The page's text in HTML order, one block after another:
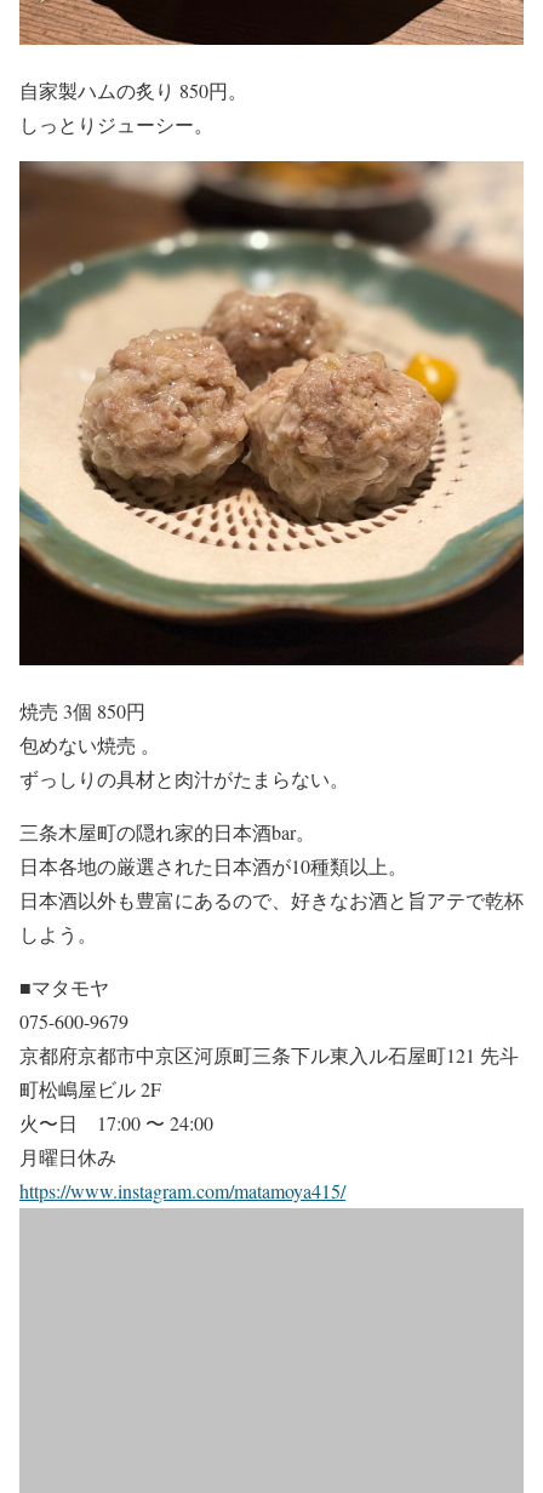
自家製ハムの炙り 850円。
しっとりジューシー。
焼売 3個 850円
包めない焼売 。
ずっしりの具材と肉汁がたまらない。
三条木屋町の隠れ家的日本酒bar。
日本各地の厳選された日本酒が10種類以上。
日本酒以外も豊富にあるので、好きなお酒と旨アテで乾杯
しよう。
■マタモヤ
075-600-9679
京都府京都市中京区河原町三条下ル東入ル石屋町121 先斗
町松嶋屋ビル 2F
火〜日 17:00 〜 24:00
月曜日休み
https://www.instagram.com/matamoya415/